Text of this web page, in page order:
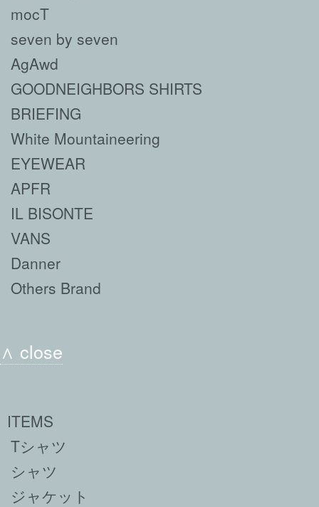
mocT
seven by seven
AgAwd
GOODNEIGHBORS SHIRTS
BRIEFING
White Mountaineering
EYEWEAR
APFR
IL BISONTE
VANS
Danner
Others Brand
∧ close
ITEMS
Tシャツ
シャツ
ジャケット